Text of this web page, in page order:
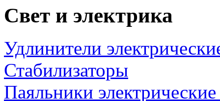
Свет и электрика
Удлинители
Стабилизаторы
Паяльники